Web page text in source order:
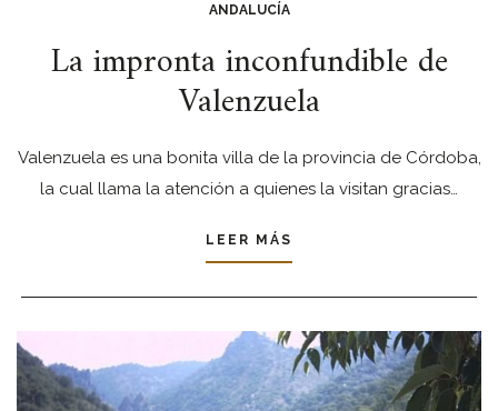
ANDALUCÍA
La impronta inconfundible de
Valenzuela
Valenzuela es una bonita villa de la provincia de Córdoba,
la cual llama la atención a quienes la visitan gracias…
LEER MÁS